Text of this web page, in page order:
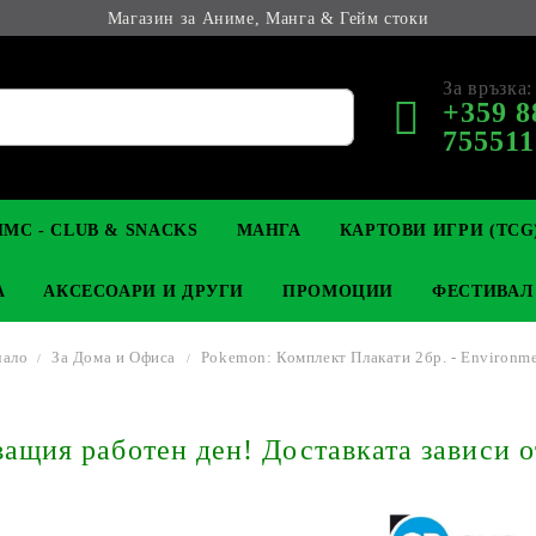
Магазин за Аниме, Манга & Гейм стоки
За връзка:
+359
КОЛЕКЦИОНЕРСКИ
YU-GI-OH! TCG
- CLUB & SNACKS МАНГА
LIGHT NOVEL
КАРТОВИ ИГРИ
MAGIC: THE GATHERING
АНИМЕ ФИГУРКИ
АКСЕСОАРИ И ДРУГИ
КЛЮЧОДЪРЖАТЕЛИ
ПРОМОЦИИ
За Дома и Офиса Pokemon: Комплект Плакати 2бр. -
работен ден! Доставката зависи